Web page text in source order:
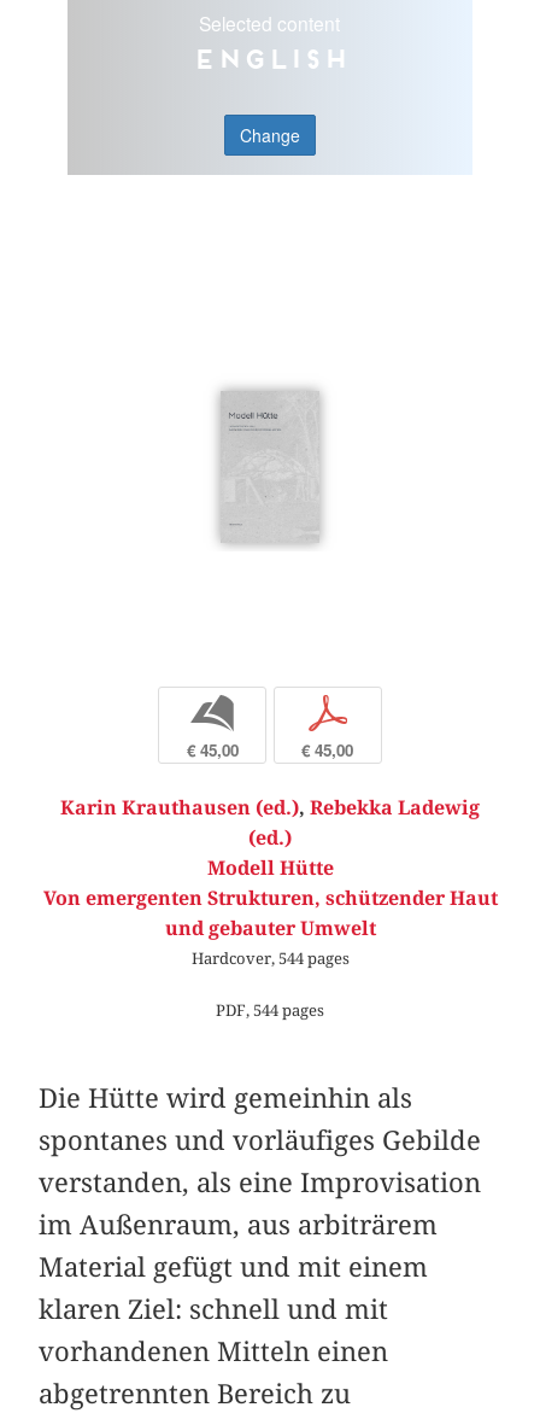
Selected content
English
Change
b
€ 45,00
p
€ 45,00
Karin Krauthausen (ed.), Rebekka Ladewig
(ed.)
Modell Hütte
Von emergenten Strukturen, schützender Haut
und gebauter Umwelt
Hardcover, 544 pages
PDF, 544 pages
Die Hütte wird gemeinhin als
spontanes und vorläufiges Gebilde
verstanden, als eine Improvisation
im Außenraum, aus arbiträrem
Material gefügt und mit einem
klaren Ziel: schnell und mit
vorhandenen Mitteln einen
abgetrennten Bereich zu